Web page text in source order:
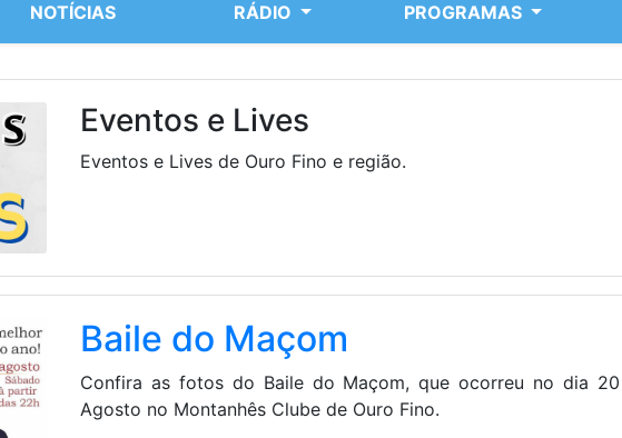
NOTÍCIAS RÁDIO PROGRAMAS
Eventos e Lives
Eventos e Lives de Ouro Fino e região.
Baile do Maçom
Confira as fotos do Baile do Maçom, que ocorreu no dia
Agosto no Montanhês Clube de Ouro Fino.